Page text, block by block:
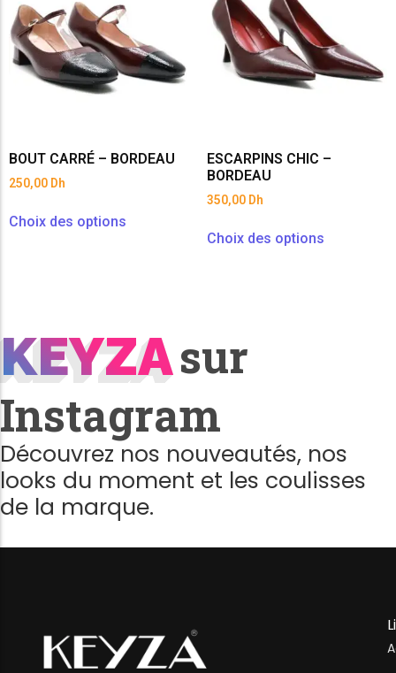
BOUT CARRÉ – BORDEAU
250,00 Dh
Choix des options
ESCARPINS CHIC –
BORDEAU
350,00 Dh
Choix des options
KEYZA
KEYZAsur
Instagram
Découvrez nos nouveautés, nos
looks du moment et les coulisses
de la marque.